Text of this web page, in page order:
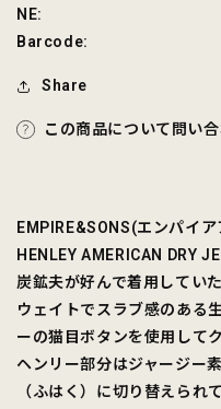
NE:
Barcode:
Share
この商品について問い
EMPIRE&SONS(エンパイ
HENLEY AMERICAN DRY
炭鉱夫が好んで着用してい
ウェイトでスラブ感のある
ーの猫目ボタンを使用して
ヘンリー部分はジャージー
（ふはく）に切り替えられ